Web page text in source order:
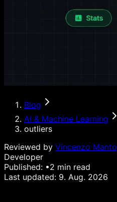
Blog
AI & Machine Learning
outliers
Reviewed by Vincenzo Manto
Developer
Published: •2 min read
Last updated: 9. Aug. 2026